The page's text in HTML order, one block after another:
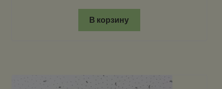
В корзину